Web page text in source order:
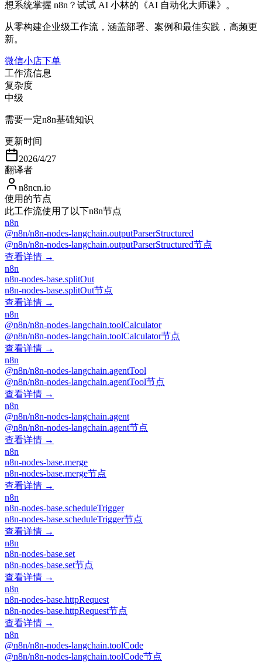
想系统掌握 n8n？试试 AI 小林的《AI 自动化大师课》。
从零构建企业级工作流，涵盖部署、案例和最佳实践，高频更
新。
微信小店下单
工作流信息
复杂度
中级
需要一定n8n基础知识
更新时间
2026/4/27
翻译者
n8ncn.io
使用的节点
此工作流使用了以下n8n节点
n8n
@n8n/n8n-nodes-langchain.outputParserStructured
@n8n/n8n-nodes-langchain.outputParserStructured节点
查看详情 →
n8n
n8n-nodes-base.splitOut
n8n-nodes-base.splitOut节点
查看详情 →
n8n
@n8n/n8n-nodes-langchain.toolCalculator
@n8n/n8n-nodes-langchain.toolCalculator节点
查看详情 →
n8n
@n8n/n8n-nodes-langchain.agentTool
@n8n/n8n-nodes-langchain.agentTool节点
查看详情 →
n8n
@n8n/n8n-nodes-langchain.agent
@n8n/n8n-nodes-langchain.agent节点
查看详情 →
n8n
n8n-nodes-base.merge
n8n-nodes-base.merge节点
查看详情 →
n8n
n8n-nodes-base.scheduleTrigger
n8n-nodes-base.scheduleTrigger节点
查看详情 →
n8n
n8n-nodes-base.set
n8n-nodes-base.set节点
查看详情 →
n8n
n8n-nodes-base.httpRequest
n8n-nodes-base.httpRequest节点
查看详情 →
n8n
@n8n/n8n-nodes-langchain.toolCode
@n8n/n8n-nodes-langchain.toolCode节点